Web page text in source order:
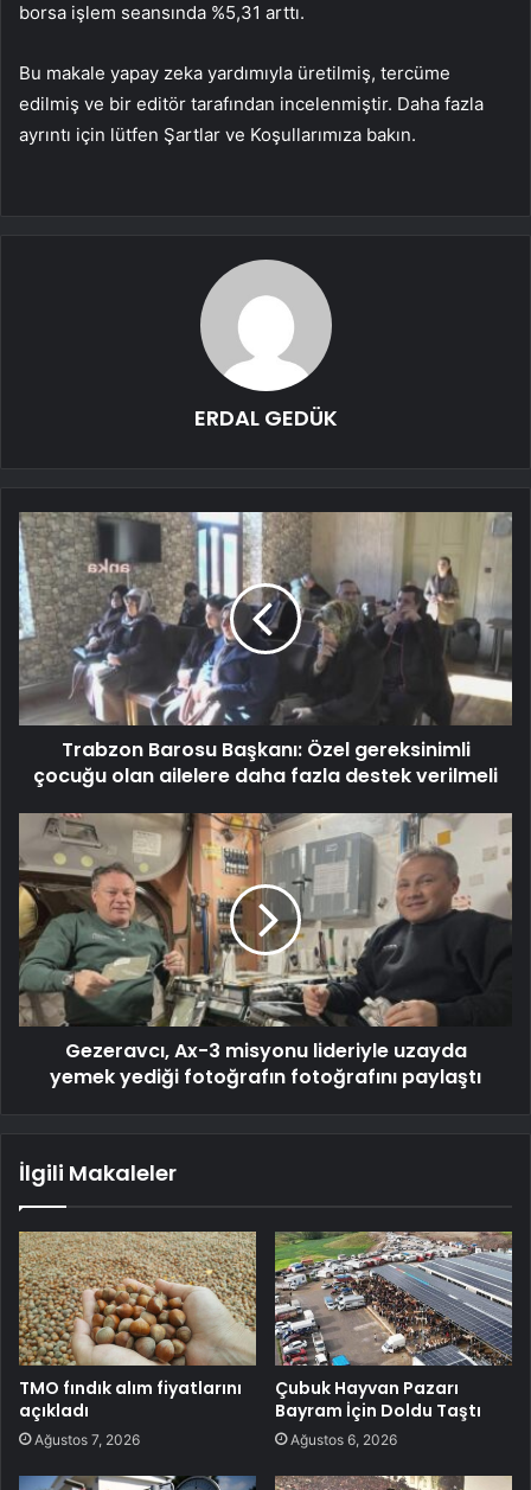
borsa işlem seansında %5,31 arttı.
Bu makale yapay zeka yardımıyla üretilmiş, tercüme
edilmiş ve bir editör tarafından incelenmiştir. Daha fazla
ayrıntı için lütfen Şartlar ve Koşullarımıza bakın.
ERDAL GEDÜK
Trabzon Barosu Başkanı: Özel gereksinimli
çocuğu olan ailelere daha fazla destek verilmeli
Gezeravcı, Ax-3 misyonu lideriyle uzayda
yemek yediği fotoğrafın fotoğrafını paylaştı
İlgili Makaleler
TMO fındık alım fiyatlarını
açıkladı
Ağustos 7, 2026
Çubuk Hayvan Pazarı
Bayram İçin Doldu Taştı
Ağustos 6, 2026